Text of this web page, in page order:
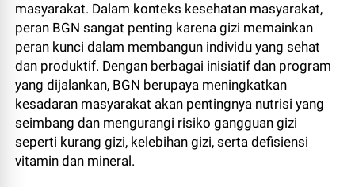
masyarakat. Dalam konteks kesehatan masyarakat,
peran BGN sangat penting karena gizi memainkan
peran kunci dalam membangun individu yang sehat
dan produktif. Dengan berbagai inisiatif dan program
yang dijalankan, BGN berupaya meningkatkan
kesadaran masyarakat akan pentingnya nutrisi yang
seimbang dan mengurangi risiko gangguan gizi
seperti kurang gizi, kelebihan gizi, serta defisiensi
vitamin dan mineral.